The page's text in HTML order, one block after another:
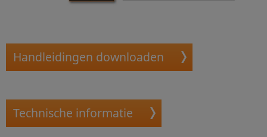
Handleidingen downloaden
Technische informatie